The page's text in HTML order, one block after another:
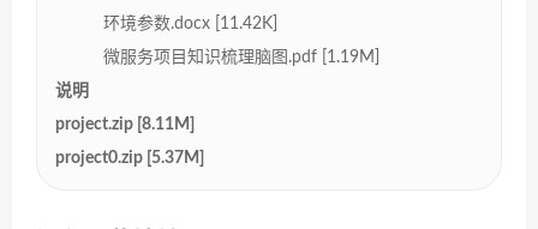
环境参数.docx [11.42K]
微服务项目知识梳理脑图.pdf [1.19M]
说明
project.zip [8.11M]
project0.zip [5.37M]